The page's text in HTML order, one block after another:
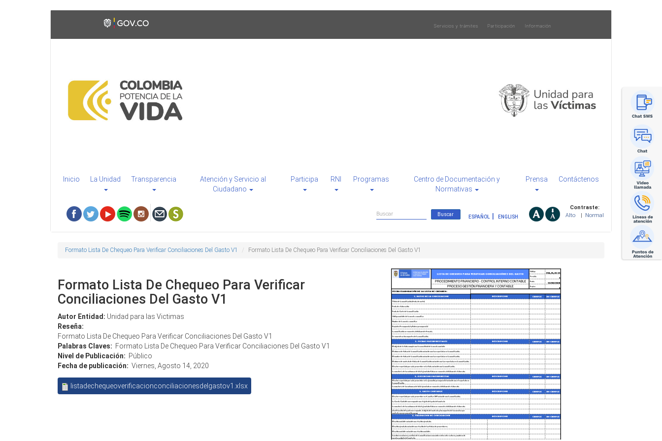
Servicios y trámites Participación Información
Inicio La Unidad Transparencia
Atención y Servicio al
Ciudadano
Participa RNI Programas
Centro de Documentación y
Normativas
Prensa Contáctenos
Contraste:
Alto
Normal
ESPAÑOL ENGLISH
Formulario
de
búsqueda
Formato Lista De Chequeo Para Verificar Conciliaciones Del Gasto V1 Formato Lista De Chequeo Para Verificar Conciliaciones Del Gasto V1
Formato Lista De Chequeo Para Verificar
Conciliaciones Del Gasto V1
Autor Entidad: Unidad para las Victimas
Reseña:
Formato Lista De Chequeo Para Verificar Conciliaciones Del Gasto V1
Palabras Claves: Formato Lista De Chequeo Para Verificar Conciliaciones Del Gasto V1
Nivel de Publicación: Público
Fecha de publicación: Viernes, Agosto 14, 2020
listadechequeoverificacionconciliacionesdelgastov1.xlsx